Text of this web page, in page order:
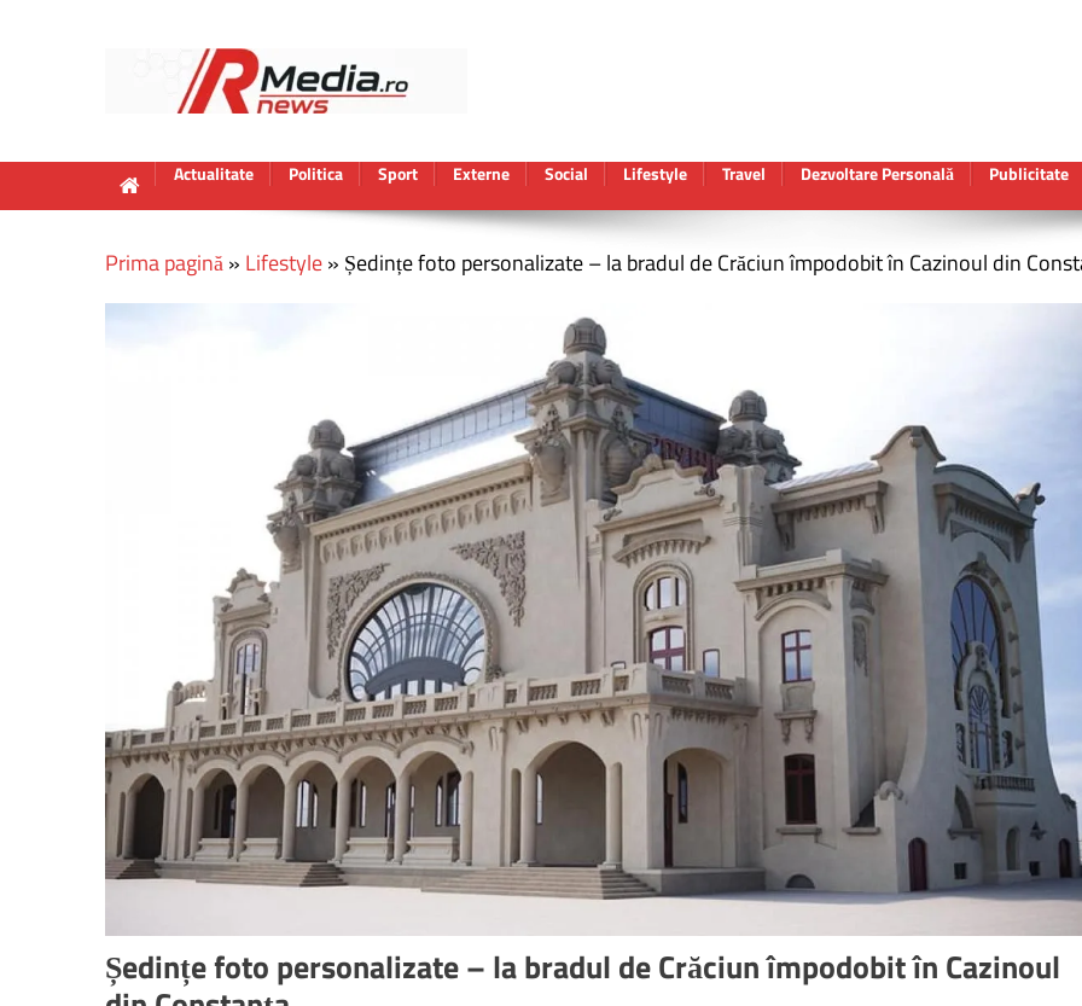
Actualitate Politica Sport Externe Social Lifestyle Travel Dezvoltare Personală Publicitate
Prima pagină» Lifestyle» Ședințe foto personalizate – la bradul de Crăciun împodobit în Cazinoul din
Ședințe foto personalizate – la bradul de Crăciun împodobit în Cazinoul